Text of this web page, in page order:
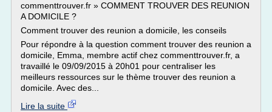
commenttrouver.fr » COMMENT TROUVER DES REUNION
A DOMICILE ?
Comment trouver des reunion a domicile, les conseils
Pour répondre à la question comment trouver des reunion a
domicile, Emma, membre actif chez commenttrouver.fr, a
travaillé le 09/09/2015 à 20h01 pour centraliser les
meilleurs ressources sur le thème trouver des reunion a
domicile. Avec des...
Lire la suite